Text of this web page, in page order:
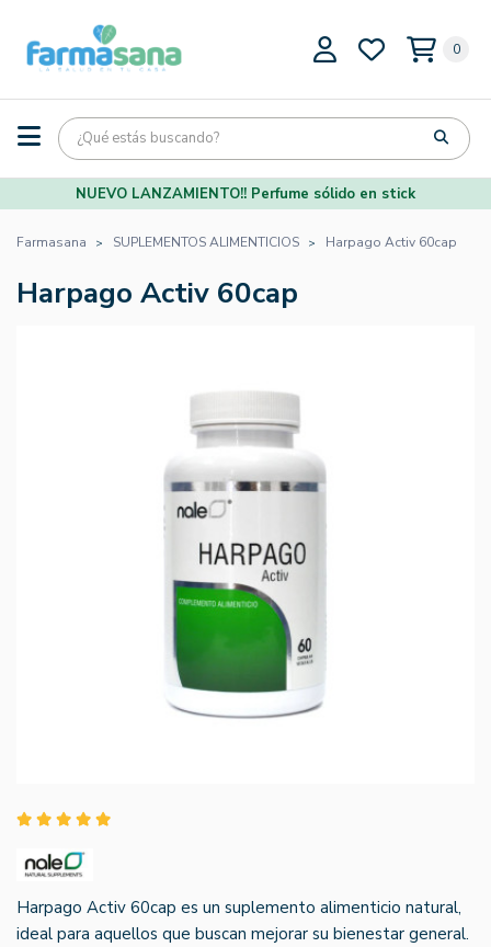
0
NUEVO LANZAMIENTO!! Perfume sólido en stick
Farmasana SUPLEMENTOS ALIMENTICIOS Harpago Activ 60cap
Harpago Activ 60cap
Harpago Activ 60cap es un suplemento alimenticio natural,
ideal para aquellos que buscan mejorar su bienestar general.